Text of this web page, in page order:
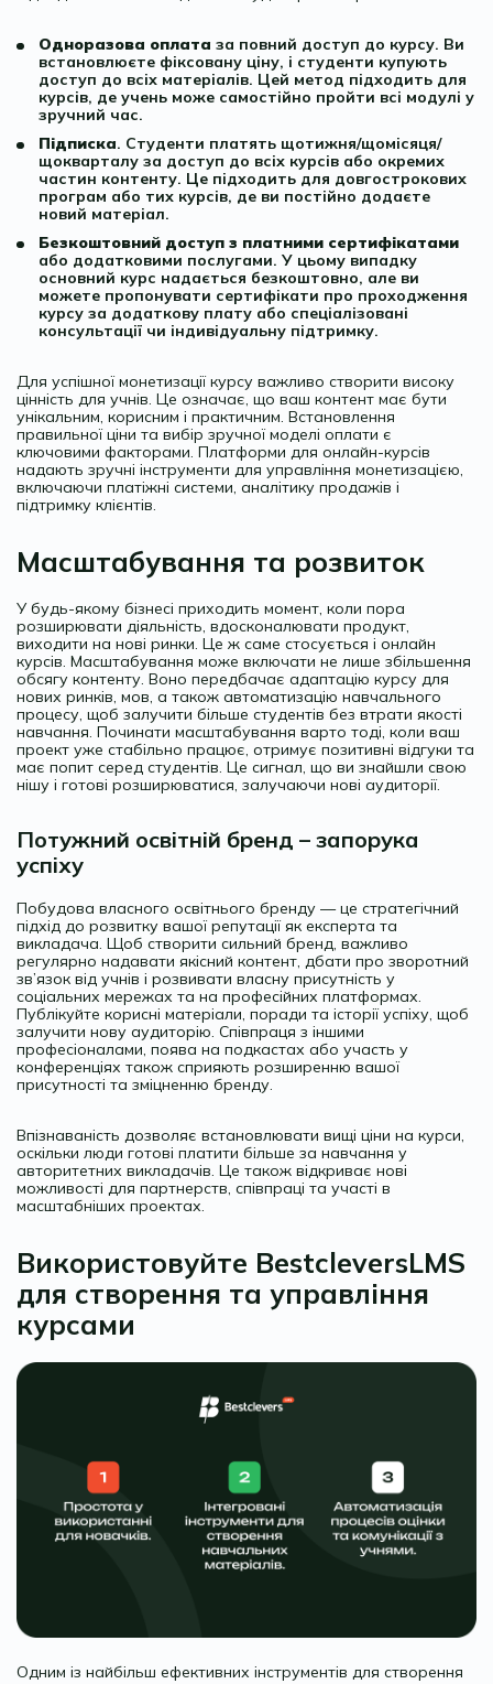
Одноразова оплата за повний доступ до курсу. Ви
встановлюєте фіксовану ціну, і студенти купують
доступ до всіх матеріалів. Цей метод підходить для
курсів, де учень може самостійно пройти всі модулі у
зручний час.
Підписка. Студенти платять щотижня/щомісяця/
щокварталу за доступ до всіх курсів або окремих
частин контенту. Це підходить для довгострокових
програм або тих курсів, де ви постійно додаєте
новий матеріал.
Безкоштовний доступ з платними сертифікатами
або додатковими послугами. У цьому випадку
основний курс надається безкоштовно, але ви
можете пропонувати сертифікати про проходження
курсу за додаткову плату або спеціалізовані
консультації чи індивідуальну підтримку.
Для успішної монетизації курсу важливо створити високу
цінність для учнів. Це означає, що ваш контент має бути
унікальним, корисним і практичним. Встановлення
правильної ціни та вибір зручної моделі оплати є
ключовими факторами. Платформи для онлайн-курсів
надають зручні інструменти для управління монетизацією,
включаючи платіжні системи, аналітику продажів і
підтримку клієнтів.
Масштабування та розвиток
У будь-якому бізнесі приходить момент, коли пора
розширювати діяльність, вдосконалювати продукт,
виходити на нові ринки. Це ж саме стосується і онлайн
курсів. Масштабування може включати не лише збільшення
обсягу контенту. Воно передбачає адаптацію курсу для
нових ринків, мов, а також автоматизацію навчального
процесу, щоб залучити більше студентів без втрати якості
навчання. Починати масштабування варто тоді, коли ваш
проект уже стабільно працює, отримує позитивні відгуки та
має попит серед студентів. Це сигнал, що ви знайшли свою
нішу і готові розширюватися, залучаючи нові аудиторії.
Потужний освітній бренд – запорука
успіху
Побудова власного освітнього бренду — це стратегічний
підхід до розвитку вашої репутації як експерта та
викладача. Щоб створити сильний бренд, важливо
регулярно надавати якісний контент, дбати про зворотний
зв’язок від учнів і розвивати власну присутність у
соціальних мережах та на професійних платформах.
Публікуйте корисні матеріали, поради та історії успіху, щоб
залучити нову аудиторію. Співпраця з іншими
професіоналами, поява на подкастах або участь у
конференціях також сприяють розширенню вашої
присутності та зміцненню бренду.
Впізнаваність дозволяє встановлювати вищі ціни на курси,
оскільки люди готові платити більше за навчання у
авторитетних викладачів. Це також відкриває нові
можливості для партнерств, співпраці та участі в
масштабніших проектах.
Використовуйте BestcleversLMS
для створення та управління
курсами
Одним із найбільш ефективних інструментів для створення